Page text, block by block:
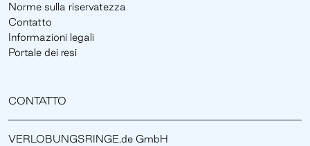
Norme sulla riservatezza
Contatto
Informazioni legali
Portale dei resi
CONTATTO
VERLOBUNGSRINGE.de GmbH